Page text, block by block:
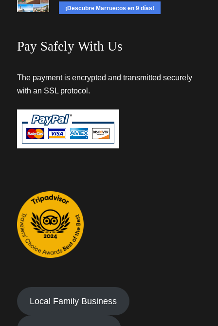
¡Descubre Marruecos en 9 días!
Pay Safely With Us
The payment is encrypted and transmitted securely
with an SSL protocol.
Local Family Business